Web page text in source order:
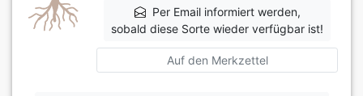
Per Email informiert werden,
sobald diese Sorte wieder verfügbar ist!
Auf den Merkzettel